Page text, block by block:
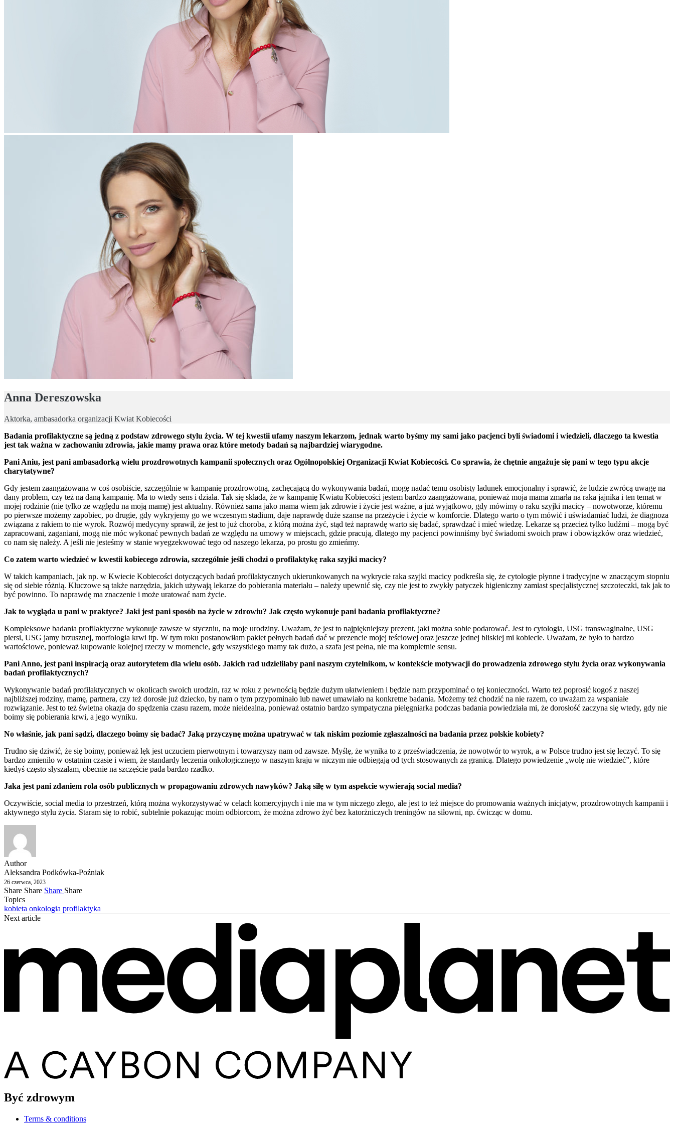
Anna Dereszowska
Aktorka, ambasadorka organizacji Kwiat Kobiecości
Badania profilaktyczne są jedną z podstaw zdrowego stylu życia. W tej kwestii ufamy naszym lekarzom, jednak warto byśmy my sami jako pacjenci byli świadomi i wiedzieli, dlaczego ta kwestia
jest tak ważna w zachowaniu zdrowia, jakie mamy prawa oraz które metody badań są najbardziej wiarygodne.
Pani Aniu, jest pani ambasadorką wielu prozdrowotnych kampanii społecznych oraz Ogólnopolskiej Organizacji Kwiat Kobiecości. Co sprawia, że chętnie angażuje się pani w tego typu akcje
charytatywne?
Gdy jestem zaangażowana w coś osobiście, szczególnie w kampanię prozdrowotną, zachęcającą do wykonywania badań, mogę nadać temu osobisty ładunek emocjonalny i sprawić, że ludzie zwrócą uwagę na
dany problem, czy też na daną kampanię. Ma to wtedy sens i działa. Tak się składa, że w kampanię Kwiatu Kobiecości jestem bardzo zaangażowana, ponieważ moja mama zmarła na raka jajnika i ten temat w
mojej rodzinie (nie tylko ze względu na moją mamę) jest aktualny. Również sama jako mama wiem jak zdrowie i życie jest ważne, a już wyjątkowo, gdy mówimy o raku szyjki macicy – nowotworze, któremu
po pierwsze możemy zapobiec, po drugie, gdy wykryjemy go we wczesnym stadium, daje naprawdę duże szanse na przeżycie i życie w komforcie. Dlatego warto o tym mówić i uświadamiać ludzi, że diagnoza
związana z rakiem to nie wyrok. Rozwój medycyny sprawił, że jest to już choroba, z którą można żyć, stąd też naprawdę warto się badać, sprawdzać i mieć wiedzę. Lekarze są przecież tylko ludźmi – mogą być
zapracowani, zaganiani, mogą nie móc wykonać pewnych badań ze względu na umowy w miejscach, gdzie pracują, dlatego my pacjenci powinniśmy być świadomi swoich praw i obowiązków oraz wiedzieć,
co nam się należy. A jeśli nie jesteśmy w stanie wyegzekwować tego od naszego lekarza, po prostu go zmieńmy.
Co zatem warto wiedzieć w kwestii kobiecego zdrowia, szczególnie jeśli chodzi o profilaktykę raka szyjki macicy?
W takich kampaniach, jak np. w Kwiecie Kobiecości dotyczących badań profilaktycznych ukierunkowanych na wykrycie raka szyjki macicy podkreśla się, że cytologie płynne i tradycyjne w znaczącym stopniu
się od siebie różnią. Kluczowe są także narzędzia, jakich używają lekarze do pobierania materiału – należy upewnić się, czy nie jest to zwykły patyczek higieniczny zamiast specjalistycznej szczoteczki, tak jak to
być powinno. To naprawdę ma znaczenie i może uratować nam życie.
Jak to wygląda u pani w praktyce? Jaki jest pani sposób na życie w zdrowiu? Jak często wykonuje pani badania profilaktyczne?
Kompleksowe badania profilaktyczne wykonuje zawsze w styczniu, na moje urodziny. Uważam, że jest to najpiękniejszy prezent, jaki można sobie podarować. Jest to cytologia, USG transwaginalne, USG
piersi, USG jamy brzusznej, morfologia krwi itp. W tym roku postanowiłam pakiet pełnych badań dać w prezencie mojej teściowej oraz jeszcze jednej bliskiej mi kobiecie. Uważam, że było to bardzo
wartościowe, ponieważ kupowanie kolejnej rzeczy w momencie, gdy wszystkiego mamy tak dużo, a szafa jest pełna, nie ma kompletnie sensu.
Pani Anno, jest pani inspiracją oraz autorytetem dla wielu osób. Jakich rad udzieliłaby pani naszym czytelnikom, w kontekście motywacji do prowadzenia zdrowego stylu życia oraz wykonywania
badań profilaktycznych?
Wykonywanie badań profilaktycznych w okolicach swoich urodzin, raz w roku z pewnością będzie dużym ułatwieniem i będzie nam przypominać o tej konieczności. Warto też poprosić kogoś z naszej
najbliższej rodziny, mamę, partnera, czy też dorosłe już dziecko, by nam o tym przypominało lub nawet umawiało na konkretne badania. Możemy też chodzić na nie razem, co uważam za wspaniałe
rozwiązanie. Jest to też świetna okazja do spędzenia czasu razem, może nieidealna, ponieważ ostatnio bardzo sympatyczna pielęgniarka podczas badania powiedziała mi, że dorosłość zaczyna się wtedy, gdy nie
boimy się pobierania krwi, a jego wyniku.
No właśnie, jak pani sądzi, dlaczego boimy się badać? Jaką przyczynę można upatrywać w tak niskim poziomie zgłaszalności na badania przez polskie kobiety?
Trudno się dziwić, że się boimy, ponieważ lęk jest uczuciem pierwotnym i towarzyszy nam od zawsze. Myślę, że wynika to z przeświadczenia, że nowotwór to wyrok, a w Polsce trudno jest się leczyć. To się
bardzo zmieniło w ostatnim czasie i wiem, że standardy leczenia onkologicznego w naszym kraju w niczym nie odbiegają od tych stosowanych za granicą. Dlatego powiedzenie „wolę nie wiedzieć”, które
kiedyś często słyszałam, obecnie na szczęście pada bardzo rzadko.
Jaka jest pani zdaniem rola osób publicznych w propagowaniu zdrowych nawyków? Jaką siłę w tym aspekcie wywierają social media?
Oczywiście, social media to przestrzeń, którą można wykorzystywać w celach komercyjnych i nie ma w tym niczego złego, ale jest to też miejsce do promowania ważnych inicjatyw, prozdrowotnych kampanii i
aktywnego stylu życia. Staram się to robić, subtelnie pokazując moim odbiorcom, że można zdrowo żyć bez katorżniczych treningów na siłowni, np. ćwicząc w domu.
Author
Aleksandra Podkówka-Poźniak
26 czerwca, 2023
Share Share Share Share
Topics
kobieta onkologia profilaktyka
Next article
Być zdrowym
Terms & conditions